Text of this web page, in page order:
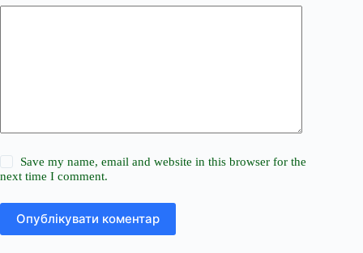
Save my name, email and website in this browser for the
next time I comment.
Опублікувати коментар